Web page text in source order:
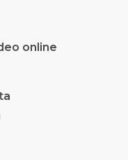
online